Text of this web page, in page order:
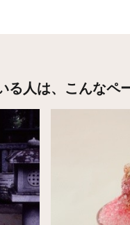
人は、 こんなペ